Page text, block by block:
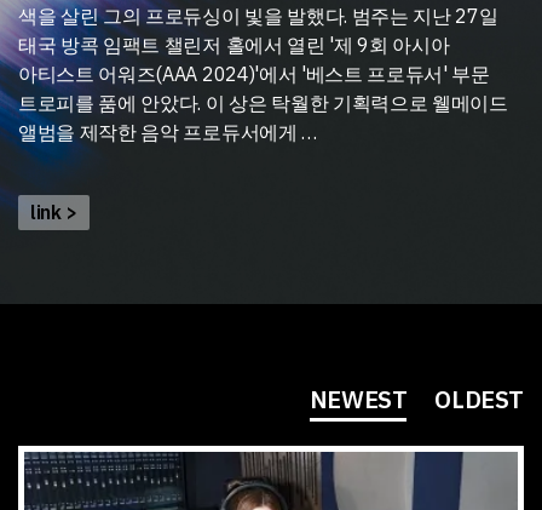
색을 살린 그의 프로듀싱이 빛을 발했다. 범주는 지난 27일
태국 방콕 임팩트 챌린저 홀에서 열린 '제 9회 아시아
아티스트 어워즈(AAA 2024)'에서 '베스트 프로듀서' 부문
트로피를 품에 안았다. 이 상은 탁월한 기획력으로 웰메이드
앨범을 제작한 음악 프로듀서에게 …
link >
NEWEST OLDEST